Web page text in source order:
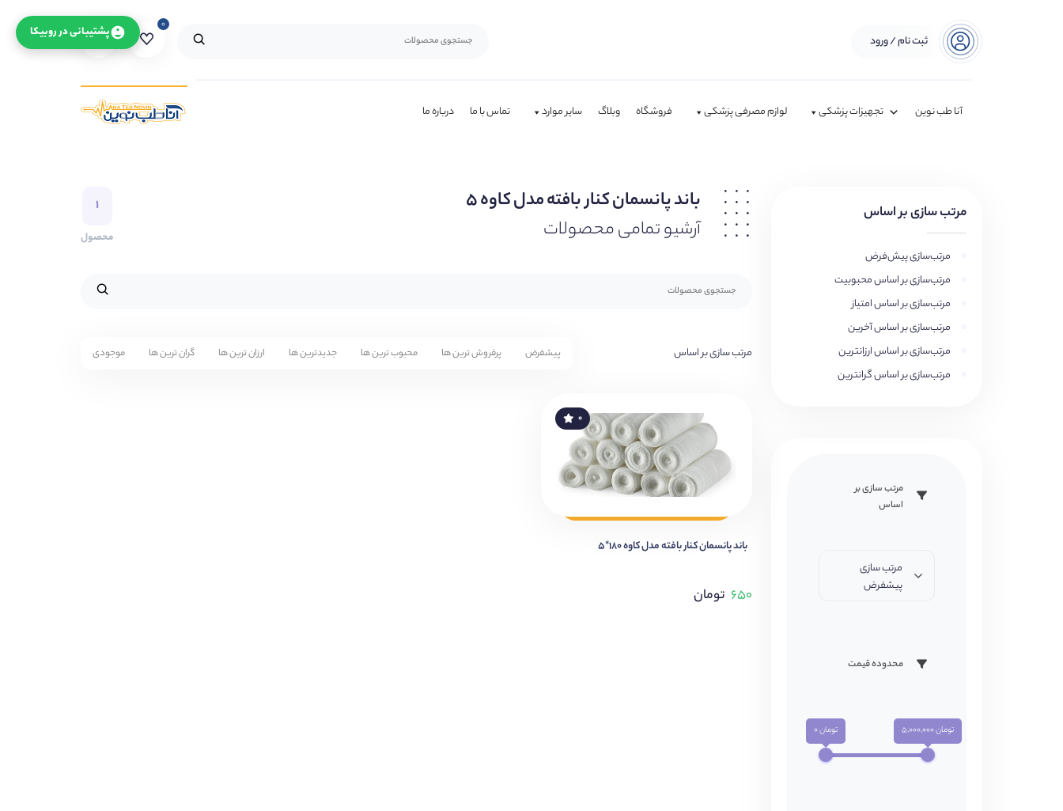
ثبت نام / ورود
۰ ۰
آنا طب نوین تجهیزات پزشکی لوازم مصرفی پزشکی فروشگاه وبلاگ سایر موارد تماس با ما درباره ما
مرتب سازی بر اساس
مرتب‌سازی پیش‌فرض
مرتب‌سازی بر اساس محبوبیت
مرتب‌سازی بر اساس امتیاز
مرتب‌سازی بر اساس آخرین
مرتب‌سازی بر اساس ارزانترین
مرتب‌سازی بر اساس گرانترین
مرتب سازی بر
اساس
مرتب سازی
پیشفرض
محدوده قیمت
تومان 0 تومان 5,000,000
باند پانسمان کنار بافته مدل کاوه ۵
آرشیو تمامی محصولات
۱
محصول
مرتب سازی بر اساس پیشفرض پرفروش ترین ها محبوب ترین ها جدیدترین ها ارزان ترین ها گران ترین ها موجودی
۰
باند پانسمان کنار بافته مدل کاوه ۱۸۰*۵
۶۵۰ تومان
پشتیبانی در روبیکا